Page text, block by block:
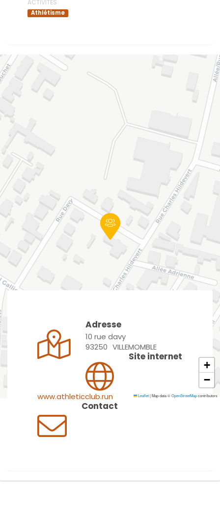
ACTIVITÉS
Athlétisme
+
−
Leaflet|Map data ©OpenStreetMapcontributors
Adresse
10 rue davy
93250 VILLEMOMBLE
Site internet
www.athleticclub.run
Contact